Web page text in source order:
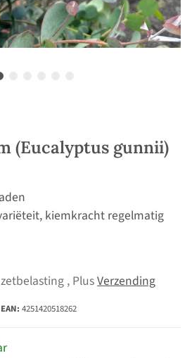
(Eucalyptus gunnii)
kiemkracht regelmatig
, PlusVerzending
EAN: 4251420518262